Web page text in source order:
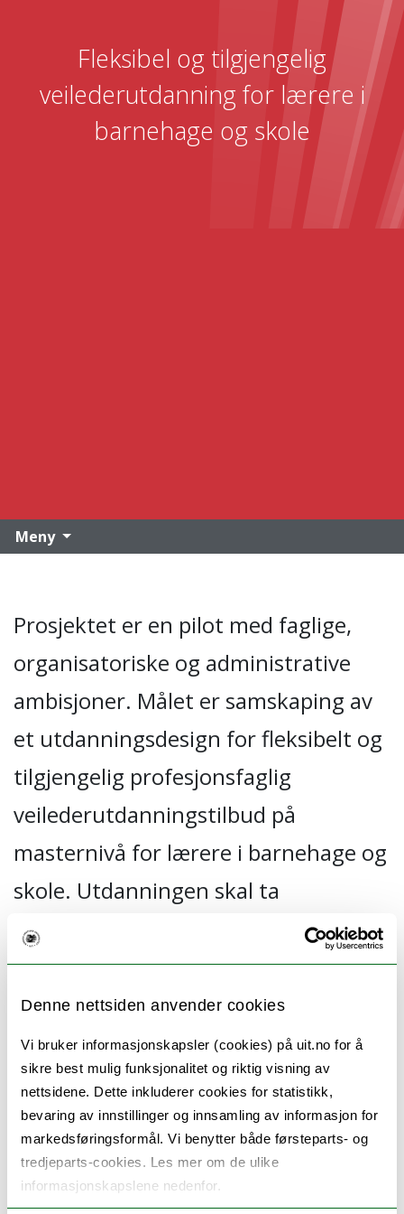
Denne nettsiden anvender cookies
Vi bruker informasjonskapsler (cookies) på uit.no for å
sikre best mulig funksjonalitet og riktig visning av
nettsidene. Dette inkluderer cookies for statistikk,
bevaring av innstillinger og innsamling av informasjon for
markedsføringsformål. Vi benytter både førsteparts- og
tredjeparts-cookies. Les mer om de ulike
informasjonskapslene nedenfor.
Fleksibel og tilgjengelig
veilederutdanning for lærere i
barnehage og skole
Meny
Prosjektet er en pilot med faglige,
organisatoriske og administrative
ambisjoner. Målet er samskaping av
et utdanningsdesign for fleksibelt og
tilgjengelig profesjonsfaglig
veilederutdanningstilbud på
masternivå for lærere i barnehage og
skole. Utdanningen skal ta
utgangspunkt i lokale behov.
Videreutdanning (individuell
kompetanseutvikling) skal sees i
sammenheng med kollektiv
kompetanseutvikling i barnehage og
skole for å styrke utdanningens
arbeidslivsrelevanse. Likeverdig
partnerskap mellom